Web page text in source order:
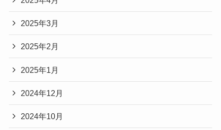
2025年3月
2025年2月
2025年1月
2024年12月
2024年10月